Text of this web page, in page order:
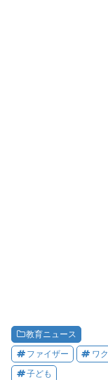
教育ニュース
ファイザー ワ
子ども